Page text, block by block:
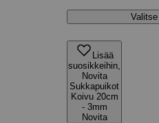
Lisää
suosikkeihin,
Novita
Sukkapuikot
Koivu 20cm
- 3mm
Novita